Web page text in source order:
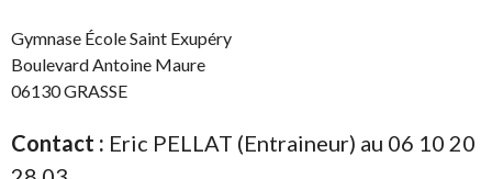
Gymnase École Saint Exupéry
Boulevard Antoine Maure
06130 GRASSE
Contact : Eric PELLAT (Entraineur) au 06 10 20